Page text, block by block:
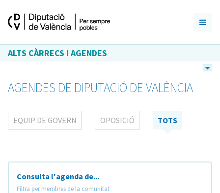
ALTS CÀRRECS I AGENDES
AGENDES DE DIPUTACIÓ DE VALÈNCIA
EQUIP DE GOVERN OPOSICIÓ TOTS
Consulta l'agenda de...
Filtra per membres de la comunitat